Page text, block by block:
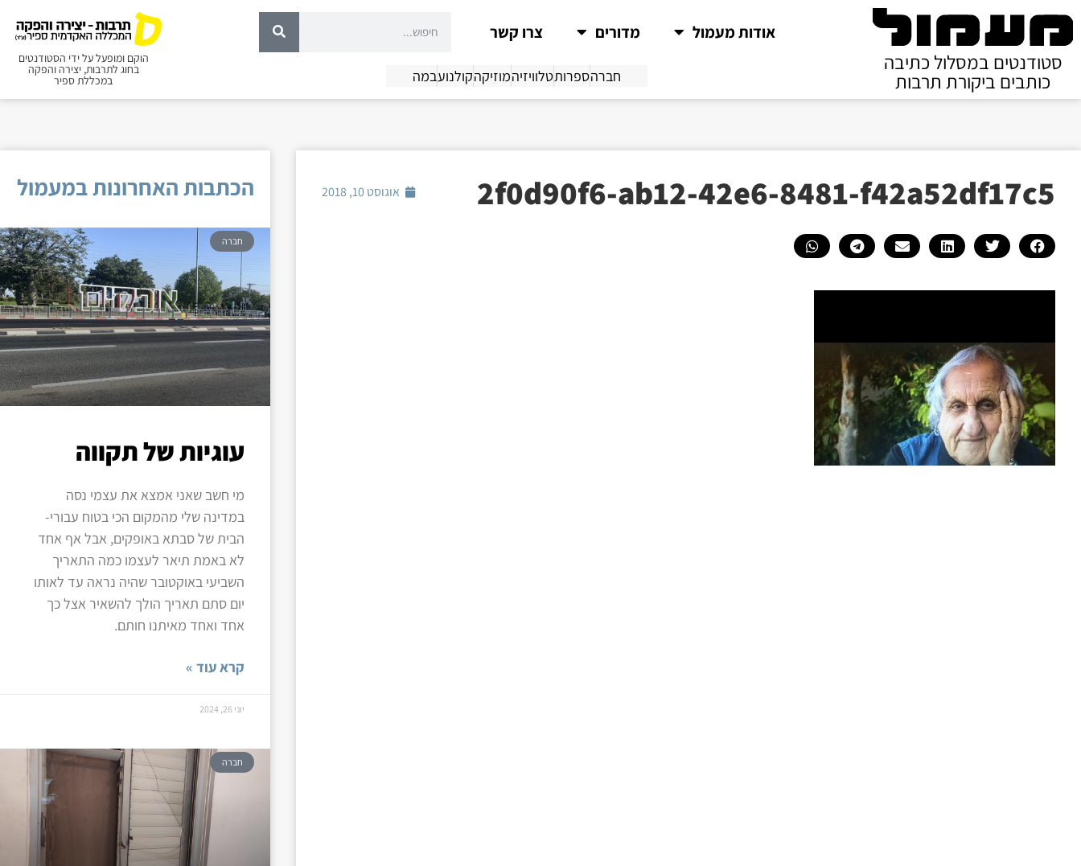
סטודנטים במסלול כתיבה
כותבים ביקורת תרבות
אודות מעמול מדורים צרו קשר
חברהספרותטלוויזיהמוזיקהקולנועבמה
הוקם ומופעל על ידי הסטודנטים
בחוג לתרבות, יצירה והפקה
במכללת ספיר
2f0d90f6-ab12-42e6-8481-f42a52df17c5 אוגוסט 10, 2018 הכתבות האחרונות במעמול
חברה
עוגיות של תקווה
מי חשב שאני אמצא את עצמי נסה
במדינה שלי מהמקום הכי בטוח עבורי-
הבית של סבתא באופקים, אבל אף אחד
לא באמת תיאר לעצמו כמה התאריך
השביעי באוקטובר שהיה נראה עד לאותו
יום סתם תאריך הולך להשאיר אצל כך
אחד ואחד מאיתנו חותם.
קרא עוד »
יוני 26, 2024
חברה